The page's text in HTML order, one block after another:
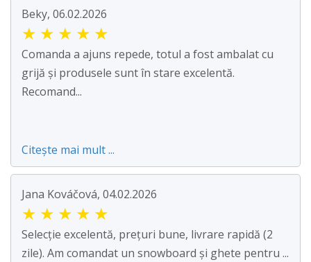
Beky, 06.02.2026
★ ★ ★ ★ ★
Comanda a ajuns repede, totul a fost ambalat cu
grijă și produsele sunt în stare excelentă.
Recomand...
Citește mai mult ...
Jana Kováčová, 04.02.2026
★ ★ ★ ★ ★
Selecție excelentă, prețuri bune, livrare rapidă (2
zile). Am comandat un snowboard și ghete pentru ...